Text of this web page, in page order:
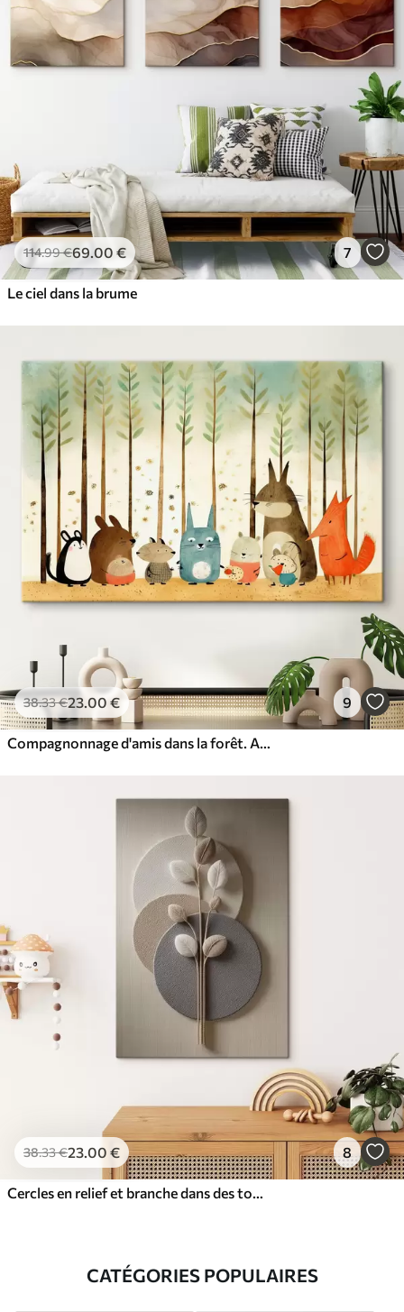
114.99€69 .00 € 7
Le ciel dans la brume
38.33€23.00 € 9
38.33€23 .00 € 8
CATÉGORIES POPULAIRES